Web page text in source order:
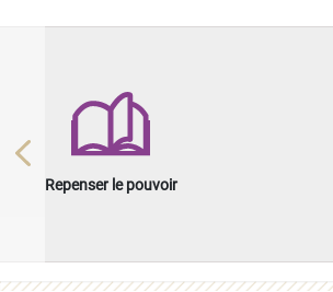
Repenser le pouvoir
Previous